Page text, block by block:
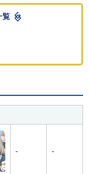
覧
- -